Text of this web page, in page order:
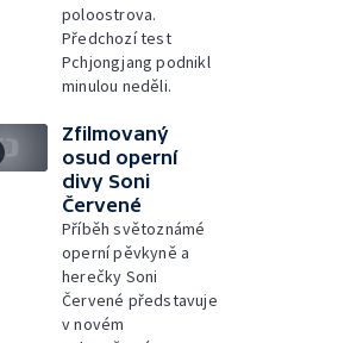
poloostrova.
Předchozí test
Pchjongjang podnikl
minulou neděli.
Zfilmovaný
osud operní
divy Soni
Červené
Příběh světoznámé
operní pěvkyně a
herečky Soni
Červené představuje
v novém